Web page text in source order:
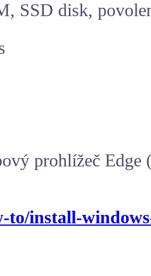
SSD disk,
prohlížeč Edge
to/install-